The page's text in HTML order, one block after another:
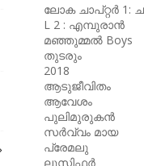
ലോക ചാപ്റ്റർ 1:
L 2 :
മഞ്ഞുമ്മൽ
തുടരും :
2018 :
ആടുജീവിതം
ആവേശം :
പുലിമുരുകൻ
സർവ്വം
പ്രേമലു :
ലൂസിഫർ :